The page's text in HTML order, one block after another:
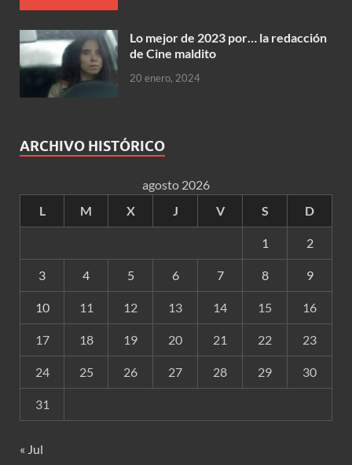
Lo mejor de 2023 por… la redacción
de Cine maldito
20 enero, 2024
ARCHIVO HISTÓRICO
agosto 2026
L
M X J V S D
1 2
3 4 5 6 7 8 9
10 11 12 13 14 15 16
17 18 19 20 21 22 23
24 25 26 27 28 29 30
31
« Jul